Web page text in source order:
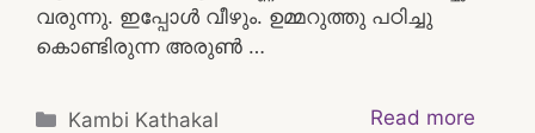
വരുന്നു. ഇപ്പോൾ വീഴും. ഉമ്മറുത്തു പഠിച്ചു
കൊണ്ടിരുന്ന അരുൺ …
Read more
Categories
Kambi Kathakal